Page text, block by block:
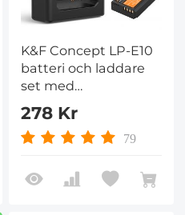
K&F Concept LP-E10
batteri och laddare
set med
dubbelplatsladdare
för Canon EOS 1100D,
1300D, 1500D, 1200D,
278 Kr
79